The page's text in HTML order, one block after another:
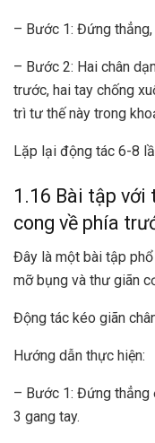
– Bước 1: Đứng thẳng,
– Bước 2: Hai chân
trước, hai tay chống
trì tư thế này trong
Lặp lại động tác 6-8
1.16 Bài tập với
cong về phía
Đây là một bài tập
mỡ bụng và thư giãn
Động tác kéo giãn
Hướng dẫn thực hiện:
– Bước 1: Đứng thẳng
3 gang tay.